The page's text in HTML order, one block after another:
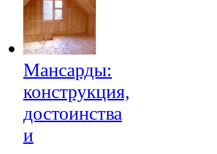
Мансарды:
конструкция,
достоинства
и